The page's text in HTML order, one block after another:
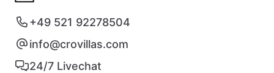
+49 521 92278504
info@crovillas.com
24/7 Livechat